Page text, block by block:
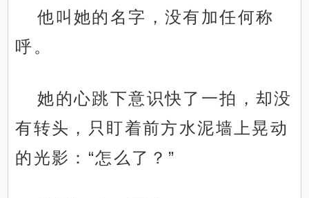
他叫她的名字，没有加任何称
呼。
她的心跳下意识快了一拍，却没
有转头，只盯着前方水泥墙上晃动
的光影：“怎么了？”